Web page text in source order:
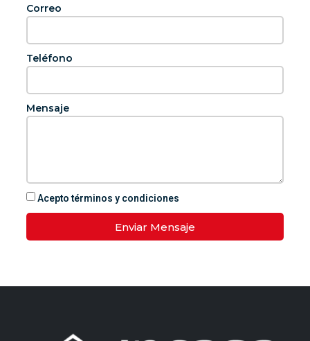
Correo
Teléfono
Mensaje
Acepto términos y condiciones
Enviar Mensaje